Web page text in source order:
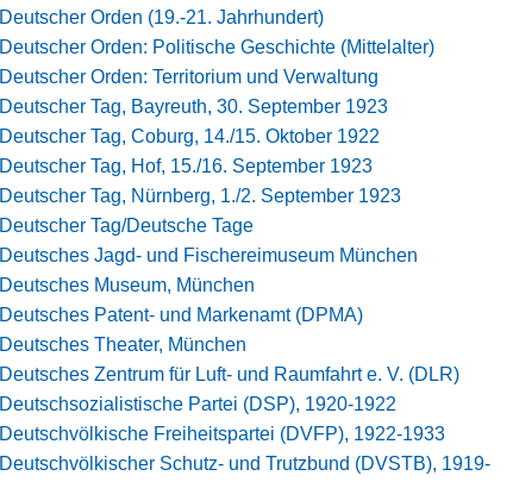
Deutscher Orden (19.-21. Jahrhundert)
Deutscher Orden: Politische Geschichte (Mittelalter)
Deutscher Orden: Territorium und Verwaltung
Deutscher Tag, Bayreuth, 30. September 1923
Deutscher Tag, Coburg, 14./15. Oktober 1922
Deutscher Tag, Hof, 15./16. September 1923
Deutscher Tag, Nürnberg, 1./2. September 1923
Deutscher Tag/Deutsche Tage
Deutsches Jagd- und Fischereimuseum München
Deutsches Museum, München
Deutsches Patent- und Markenamt (DPMA)
Deutsches Theater, München
Deutsches Zentrum für Luft- und Raumfahrt e. V. (DLR)
Deutschsozialistische Partei (DSP), 1920-1922
Deutschvölkische Freiheitspartei (DVFP), 1922-1933
Deutschvölkischer Schutz- und Trutzbund (DVSTB), 1919-